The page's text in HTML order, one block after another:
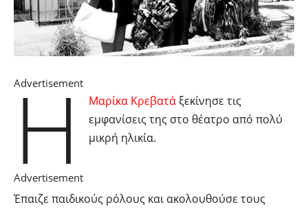
Advertisement
Η Μαρίκα Κρεβατά ξεκίνησε τις
εμφανίσεις της στο θέατρο από πολύ
μικρή ηλικία.
Advertisement
Έπαιζε παιδικούς ρόλους και ακολουθούσε τους